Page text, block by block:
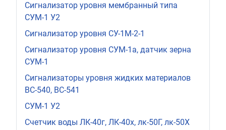
Сигнализатор уровня мембранный типа
СУМ-1 У2
Сигнализатор уровня СУ-1М-2-1
Сигнализатор уровня СУМ-1а, датчик зерна
СУМ-1
Сигнализаторы уровня жидких материалов
ВС-540, ВС-541
СУМ-1 У2
Счетчик воды ЛК-40г, ЛК-40х, лк-50Г, лк-50Х